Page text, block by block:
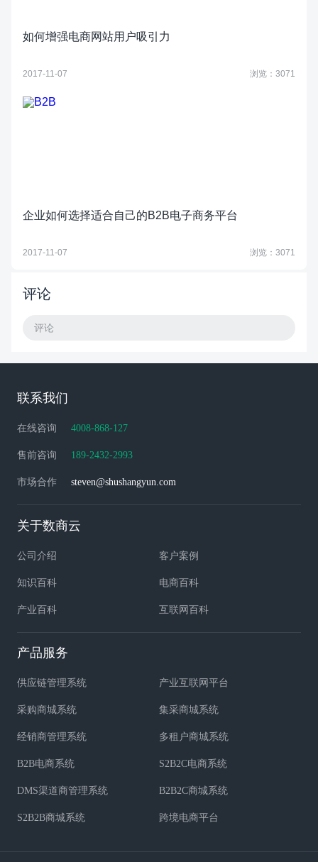
如何增强电商网站用户吸引力
2017-11-07 浏览：3071
企业如何选择适合自己的B2B电子商务平台
2017-11-07 浏览：3071
评论
评论
联系我们
在线咨询 4008-868-127
售前咨询 189-2432-2993
市场合作 steven@shushangyun.com
关于数商云
公司介绍 客户案例
知识百科 电商百科
产业百科 互联网百科
产品服务
供应链管理系统 产业互联网平台
采购商城系统 集采商城系统
经销商管理系统 多租户商城系统
B2B电商系统 S2B2C电商系统
DMS渠道商管理系统 B2B2C商城系统
S2B2B商城系统 跨境电商平台